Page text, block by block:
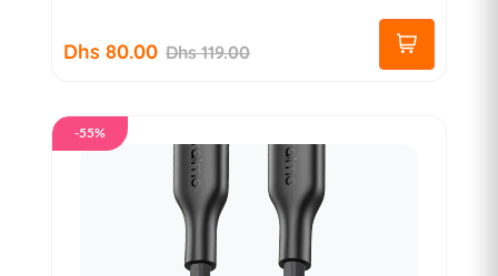
Dhs 80.00 Dhs 119.00
-55%